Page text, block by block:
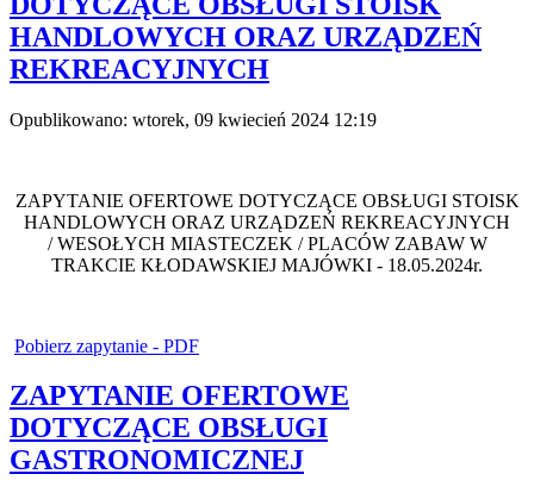
HANDLOWYCH ORAZ URZĄDZEŃ
REKREACYJNYCH
Opublikowano: wtorek, 09 kwiecień 2024 12:19
ZAPYTANIE OFERTOWE DOTYCZĄCE OBSŁUGI STOISK
HANDLOWYCH ORAZ URZĄDZEŃ REKREACYJNYCH
/ WESOŁYCH MIASTECZEK / PLACÓW ZABAW W
TRAKCIE KŁODAWSKIEJ MAJÓWKI - 18.05.2024r.
Pobierz zapytanie - PDF
ZAPYTANIE OFERTOWE
DOTYCZĄCE OBSŁUGI
GASTRONOMICZNEJ